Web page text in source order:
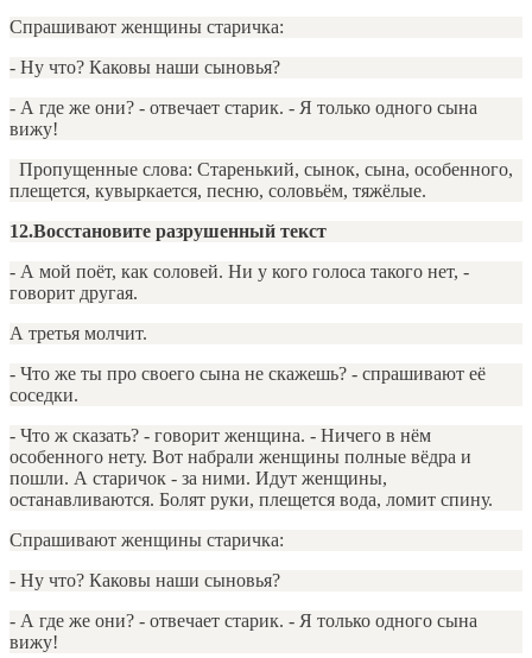
Спрашивают женщины старичка:
- Ну что? Каковы наши сыновья?
- А где же они? - отвечает старик. - Я только одного сына
вижу!
Пропущенные слова: Старенький, сынок, сына, особенного,
плещется, кувыркается, песню, соловьём, тяжёлые.
12.Восстановите разрушенный текст
- А мой поёт, как соловей. Ни у кого голоса такого нет, -
говорит другая.
А третья молчит.
- Что же ты про своего сына не скажешь? - спрашивают её
соседки.
- Что ж сказать? - говорит женщина. - Ничего в нём
особенного нету. Вот набрали женщины полные вёдра и
пошли. А старичок - за ними. Идут женщины,
останавливаются. Болят руки, плещется вода, ломит спину.
Спрашивают женщины старичка:
- Ну что? Каковы наши сыновья?
- А где же они? - отвечает старик. - Я только одного сына
вижу!